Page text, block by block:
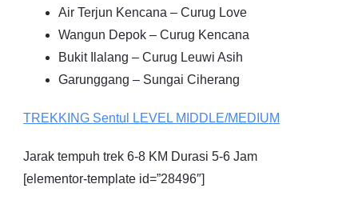
Air Terjun Kencana – Curug Love
Wangun Depok – Curug Kencana
Bukit Ilalang – Curug Leuwi Asih
Garunggang – Sungai Ciherang
TREKKING Sentul LEVEL MIDDLE/MEDIUM
Jarak tempuh trek 6-8 KM Durasi 5-6 Jam
[elementor-template id=”28496″]